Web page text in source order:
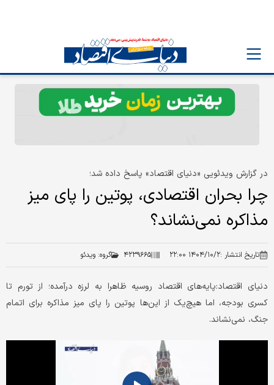
در گزارش ویدئویی «دنیای اقتصاد» پاسخ داده شد؛
چرا بحران اقتصادی، پوتین را پای میز
مذاکره نمی‌نشاند؟
تاریخ انتشار :۱۴۰۴/۱۰/۲ ۲۲:۰۰ ۴۲۳۹۶۶۵ گروه: ویدئو
دنیای اقتصاد:پایه‌های اقتصاد روسیه ظاهرا به لرزه درآمده؛ از تورم تا
کسری بودجه، اما هیچ‌یک از این‌ها پوتین را پای میز مذاکره برای اتمام
جنگ، نمی‌نشاند.